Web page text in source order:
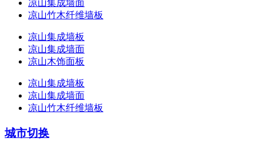
凉山集成墙面
凉山竹木纤维墙板
凉山集成墙板
凉山集成墙面
凉山木饰面板
凉山集成墙板
凉山集成墙面
凉山竹木纤维墙板
城市切换